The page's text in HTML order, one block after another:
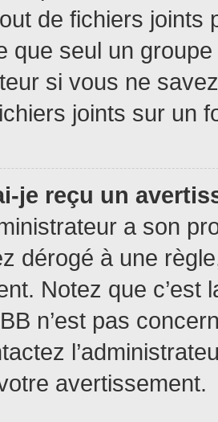
de fichiers
que seul un
si vous ne
joints sur un
je reçu un
a son
dérogé à une
Notez que c’est
n’est pas
avertissement.